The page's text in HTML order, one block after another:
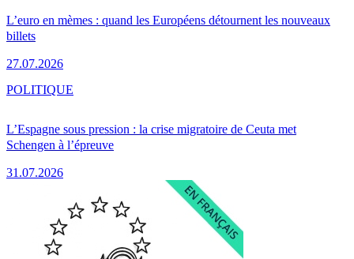
L’euro en mèmes : quand les Européens détournent les nouveaux
billets
27.07.2026
L’Espagne sous pression : la crise migratoire de Ceuta met
Schengen à l’épreuve
31.07.2026
POLITIQUE